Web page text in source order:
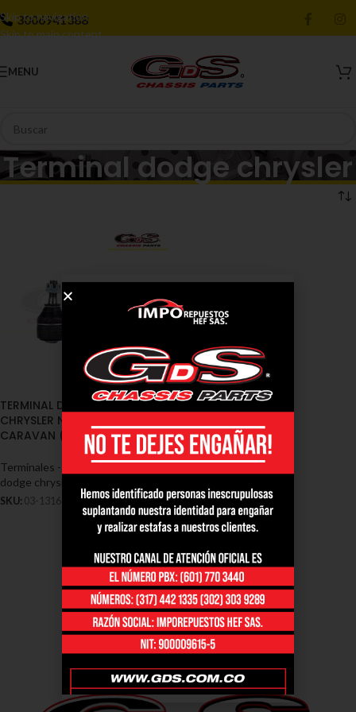
Skip to navigation
Skip to main content
3006941388
MENU
Terminal dodge chrysler
TERMINAL DIRECCION DODGE
CHRYSLER NEON 1990/1998
CARAVAN (03-1316)
Terminales - Dodge,Terminal
dodge chrysler
SKU: 03-1316